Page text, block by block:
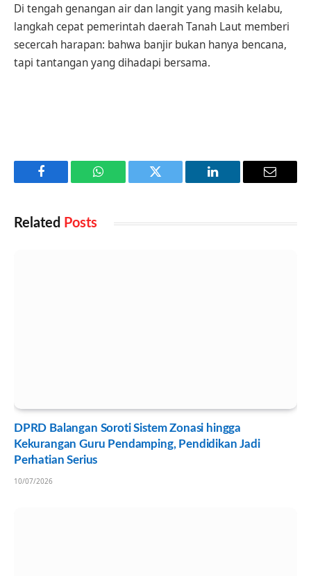
Di tengah genangan air dan langit yang masih kelabu,
langkah cepat pemerintah daerah Tanah Laut memberi
secercah harapan: bahwa banjir bukan hanya bencana,
tapi tantangan yang dihadapi bersama.
Facebook WhatsApp Twitter LinkedIn Email
Related Posts
DPRD Balangan Soroti Sistem Zonasi hingga
Kekurangan Guru Pendamping, Pendidikan Jadi
Perhatian Serius
10/07/2026